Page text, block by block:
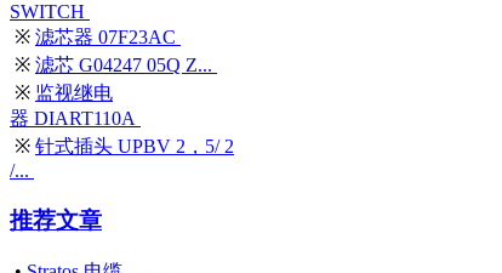
SWITCH
※ 滤芯器 07F23AC
※ 滤芯 G04247 05Q Z...
※ 监视继电
器 DIART110A
※ 针式插头 UPBV 2，5/ 2
/...
推荐文章